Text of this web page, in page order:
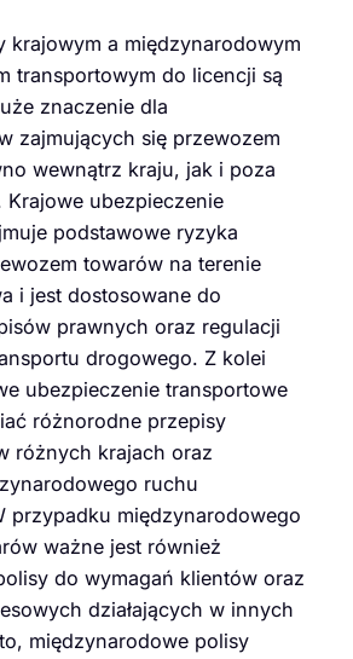
krajowym a międzynarodowym
transportowym do licencji są
znaczenie dla
zajmujących się przewozem
wewnątrz kraju, jak i poza
Krajowe ubezpieczenie
podstawowe ryzyka
towarów na terenie
i jest dostosowane do
prawnych oraz regulacji
drogowego. Z kolei
ubezpieczenie transportowe
różnorodne przepisy
różnych krajach oraz
ruchu
przypadku międzynarodowego
ważne jest również
do wymagań klientów oraz
działających w innych
międzynarodowe polisy